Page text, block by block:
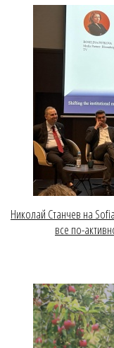
Николай Станчев на
все по-